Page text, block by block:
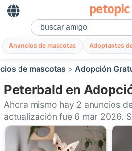
petopic
Anuncios de mascotas Adoptantes
de mascotas Adopción
Peterbald en
Ahora mismo hay 2 anuncios
actualización fue 6 mar 2026.